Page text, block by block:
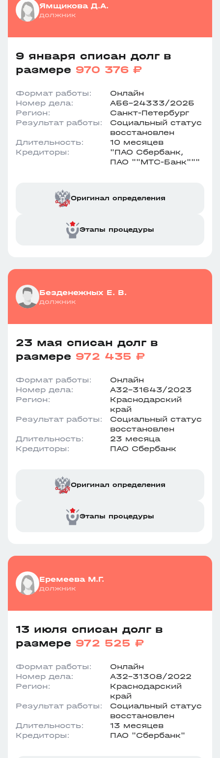
Ямщикова Д.А.
должник
9 января списан долг в
размере 970 376 ₽
Формат работы:
Онлайн
Номер дела:
А56-24333/2025
Регион:
Санкт-Петербург
Результат работы:
Социальный статус
восстановлен
Длительность:
10 месяцев
Кредиторы:
"ПАО Сбербанк,
ПАО ""МТС-Банк"""
Оригинал определения
Этапы процедуры
Безденежных Е. В.
должник
23 мая списан долг в
размере 972 435 ₽
Формат работы:
Онлайн
Номер дела:
А32-31643/2023
Регион:
Краснодарский
край
Результат работы:
Социальный статус
восстановлен
Длительность:
23 месяца
Кредиторы:
ПАО Сбербанк
Оригинал определения
Этапы процедуры
Еремеева М.Г.
должник
13 июля списан долг в
размере 972 525 ₽
Формат работы:
Онлайн
Номер дела:
А32-31308/2022
Регион:
Краснодарский
край
Результат работы:
Социальный статус
восстановлен
Длительность:
13 месяцев
Кредиторы:
ПАО "Сбербанк"